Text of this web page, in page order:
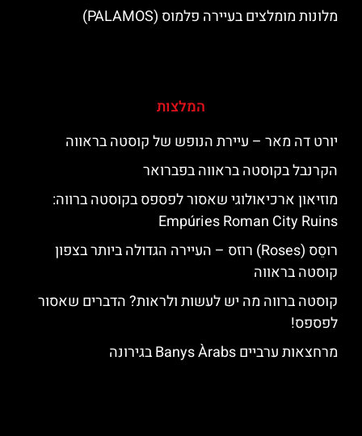
מלונות מומלצים בעיירה פלמוס (PALAMOS)
המלצות
יורט דה מאר – עיירת הנופש של קוסטה בראווה
הקרנבל בקוסטה בראווה בפברואר
מוזיאון ארכיאולוגי שאסור לפספס בקוסטה ברווה:
Empúries Roman City Ruins
רוסֵס (Roses) רוזס – העיירה הגדולה ביותר בצפון
קוסטה בראווה
קוסטה ברווה מה יש לעשות ולראות? הדברים שאסור
לפספס!
מרחצאות ערביים Banys Àrabs בגירונה